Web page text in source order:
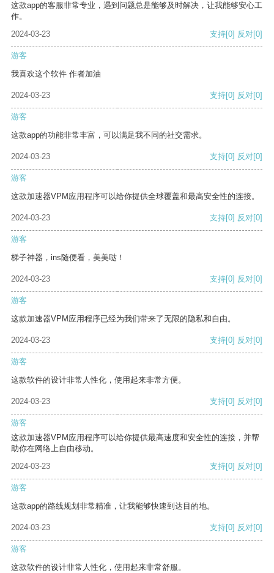
这款app的客服非常专业，遇到问题总是能够及时解决，让我能够安心工
作。
2024-03-23
支持[0] 反对[0]
游客
我喜欢这个软件 作者加油
2024-03-23 支持[0] 反对[0]
游客
这款app的功能非常丰富，可以满足我不同的社交需求。
2024-03-23 支持[0] 反对[0]
游客
这款加速器VPM应用程序可以给你提供全球覆盖和最高安全性的连接。
2024-03-23 支持[0] 反对[0]
游客
梯子神器，ins随便看，美美哒！
2024-03-23 支持[0] 反对[0]
游客
这款加速器VPM应用程序已经为我们带来了无限的隐私和自由。
2024-03-23 支持[0] 反对[0]
游客
这款软件的设计非常人性化，使用起来非常方便。
2024-03-23 支持[0] 反对[0]
游客
这款加速器VPM应用程序可以给你提供最高速度和安全性的连接，并帮
助你在网络上自由移动。
2024-03-23
支持[0] 反对[0]
游客
这款app的路线规划非常精准，让我能够快速到达目的地。
2024-03-23 支持[0] 反对[0]
游客
这款软件的设计非常人性化，使用起来非常舒服。